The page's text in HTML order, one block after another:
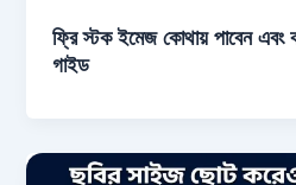
ফ্রি স্টক ইমেজ কোথায় পাবেন এবং
গাইড